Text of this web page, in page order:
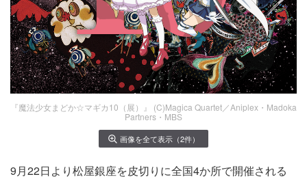
『魔法少女まどか☆マギカ10（展）』 (C)Magica Quartet／Aniplex・Madoka
Partners・MBS
画像を全て表示（2件）
9月22日より松屋銀座を皮切りに全国4か所で開催される